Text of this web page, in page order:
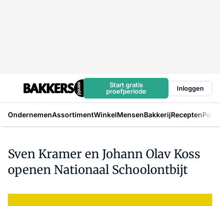
Start gratis
proefperiode
Inloggen
OndernemenAssortimentWinkelMensenBakkerijRecepten
Sven Kramer en Johann Olav Koss
openen Nationaal Schoolontbijt